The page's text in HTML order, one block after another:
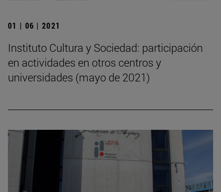
01 | 06 | 2021
Instituto Cultura y Sociedad: participación
en actividades en otros centros y
universidades (mayo de 2021)